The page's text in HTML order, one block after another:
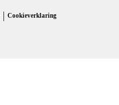
| Cookieverklaring